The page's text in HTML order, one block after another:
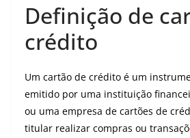
Definição de
crédito
Um cartão de crédito é um
emitido por uma instituição
ou uma empresa de cartões de
titular realizar compras ou